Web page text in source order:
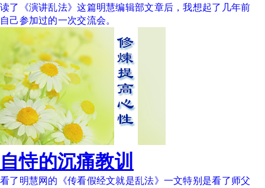
读了《演讲乱法》这篇明慧编辑部文章后，我想起了几年前
自己参加过的一次交流会。
自恃的沉痛教训
看了明慧网的《传看假经文就是乱法》一文特别是看了师父